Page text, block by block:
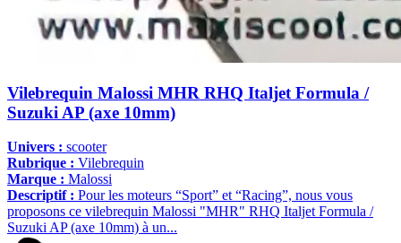
Vilebrequin Malossi MHR RHQ Italjet Formula /
Suzuki AP (axe 10mm)
Univers : scooter
Rubrique : Vilebrequin
Marque : Malossi
Descriptif : Pour les moteurs “Sport” et “Racing”, nous vous
proposons ce vilebrequin Malossi "MHR" RHQ Italjet Formula /
Suzuki AP (axe 10mm) à un...